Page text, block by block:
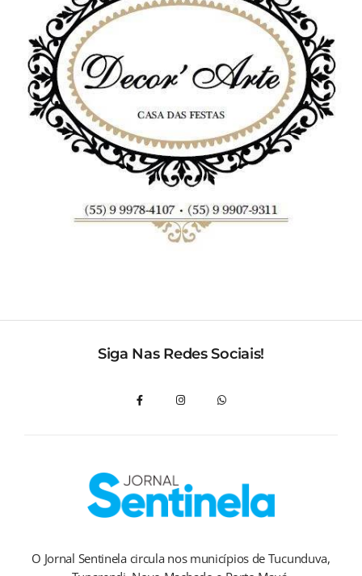
Siga Nas Redes Sociais!
O Jornal Sentinela circula nos municípios de Tucunduva,